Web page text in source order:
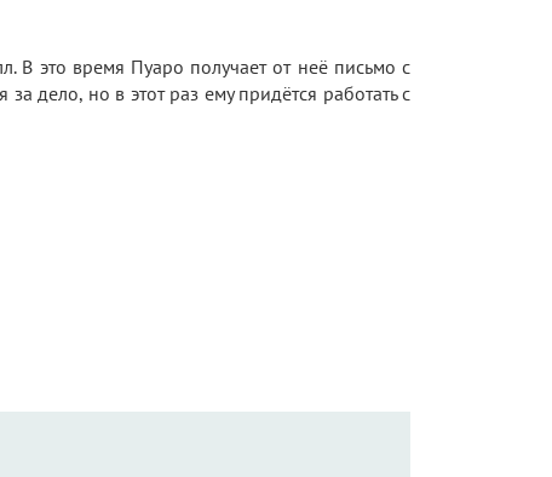
это время Пуаро получает от неё письмо с
дело, но в этот раз ему придётся работать с